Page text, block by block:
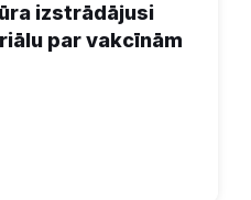
izstrādājusi
par vakcīnām